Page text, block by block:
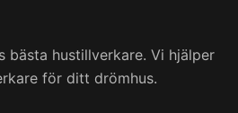
bästa hustillverkare. Vi hjälper
för ditt drömhus.